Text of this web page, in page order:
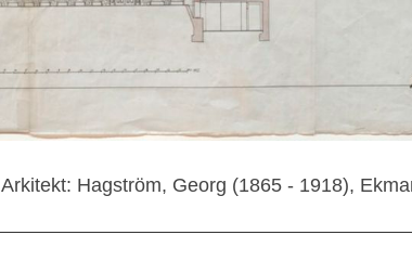
Arkitekt: Hagström, Georg (1865 - 1918),